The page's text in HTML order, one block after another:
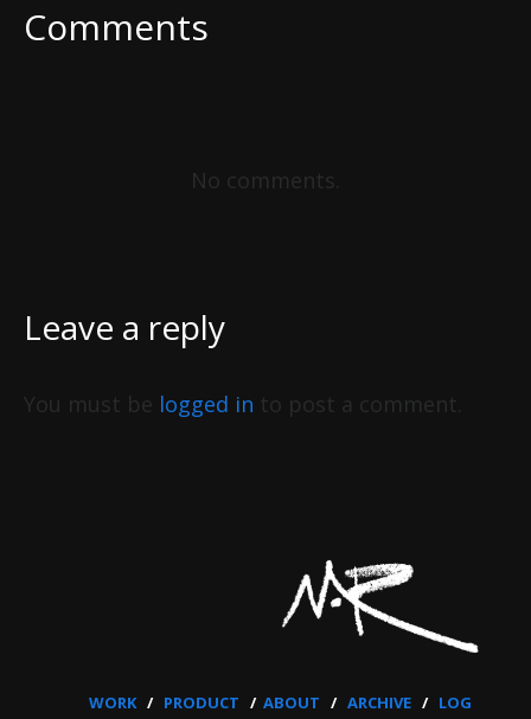
Comments
No comments.
Leave a reply
You must be logged in to post a comment.
WORK/ PRODUCT /ABOUT /ARCHIVE / LOG